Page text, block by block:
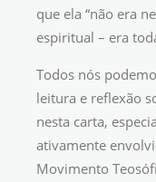
que ela “não era
espiritual – era
Todos nós
leitura e reflexão
nesta carta,
ativamente
Movimento